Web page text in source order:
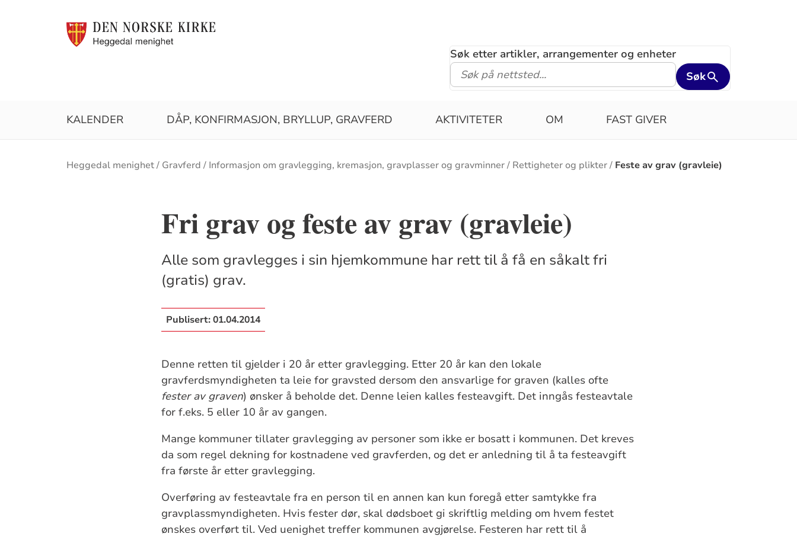
Søk etter artikler, arrangementer og enheter
Søk
KALENDER DÅP, KONFIRMASJON, BRYLLUP, GRAVFERD AKTIVITETER OM FAST GIVER
Brødsmulesti
Heggedal menighet Gravferd Informasjon om gravlegging, kremasjon, gravplasser og gravminner Rettigheter og plikter Feste av grav (gravleie)
Fri grav og feste av grav (gravleie)
Alle som gravlegges i sin hjemkommune har rett til å få en såkalt fri
(gratis) grav.
Publisert:01.04.2014
Denne retten til gjelder i 20 år etter gravlegging. Etter 20 år kan den lokale
gravferdsmyndigheten ta leie for gravsted dersom den ansvarlige for graven (kalles ofte
fester av graven) ønsker å beholde det. Denne leien kalles festeavgift. Det inngås festeavtale
for f.eks. 5 eller 10 år av gangen.
Mange kommuner tillater gravlegging av personer som ikke er bosatt i kommunen. Det kreves
da som regel dekning for kostnadene ved gravferden, og det er anledning til å ta festeavgift
fra første år etter gravlegging.
Overføring av festeavtale fra en person til en annen kan kun foregå etter samtykke fra
gravplassmyndigheten. Hvis fester dør, skal dødsboet gi skriftlig melding om hvem festet
ønskes overført til. Ved uenighet treffer kommunen avgjørelse. Festeren har rett til å